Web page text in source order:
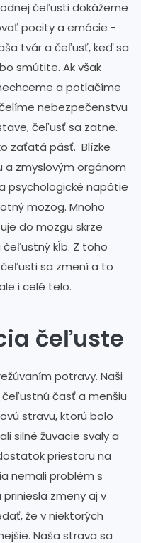
čeľusti dokážeme
pocity a emócie -
tvár a čeľusť, keď sa
smútite. Ak však
a potlačíme
nebezpečenstvu
čeľusť sa zatne.
zaťatá päsť. Blízke
zmyslovým orgánom
psychologické napätie
mozog. Mnoho
do mozgu skrze
čeľustný kĺb. Z toho
sa zmení a to
i celé telo.
čeľuste
potravy. Naši
časť a menšiu
stravu, ktorú bolo
silné žuvacie svaly a
priestoru na
nemali problém s
zmeny aj v
že v niektorých
Naša strava sa